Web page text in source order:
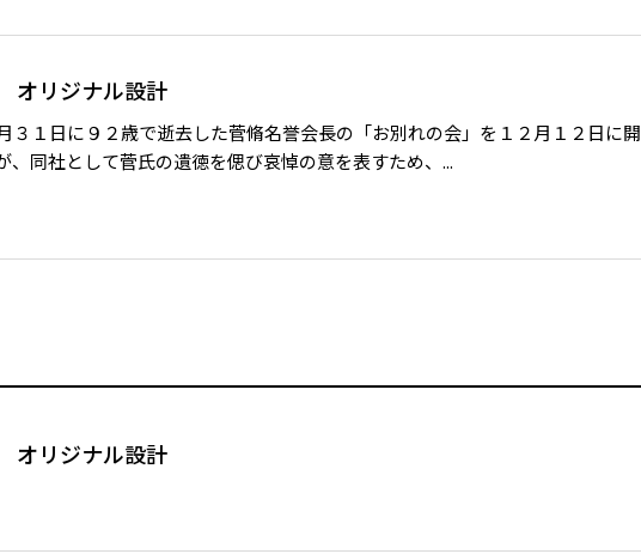
オリジナル設計
１日に９２歳で逝去した菅脩名誉会長の「お別れの会」を１２月１２日に開
同社として菅氏の遺徳を偲び哀悼の意を表すため、...
オリジナル設計